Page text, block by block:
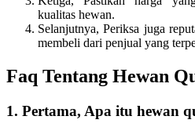
kualitas hewan.
Selanjutnya, Periksa juga
membeli dari penjual yang
Faq Tentang Hewan
1. Pertama, Apa itu hewan